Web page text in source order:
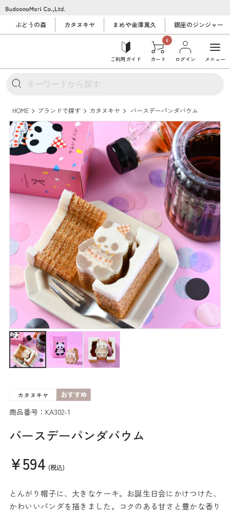
ぶどうの森 カタヌキヤ まめや金澤萬久 銀座のジンジャー
ご利用ガイド
0
カート ログイン メニュー
HOME ブランドで探す カタヌキヤ バースデーパンダバウム
商品番号：KA302-1
バースデーパンダバウム
¥594 (税込)
とんがり帽子に、大きなケーキ。お誕生日会にかけつけた、
かわいいパンダを描きました。コクのある甘さと豊かな香り